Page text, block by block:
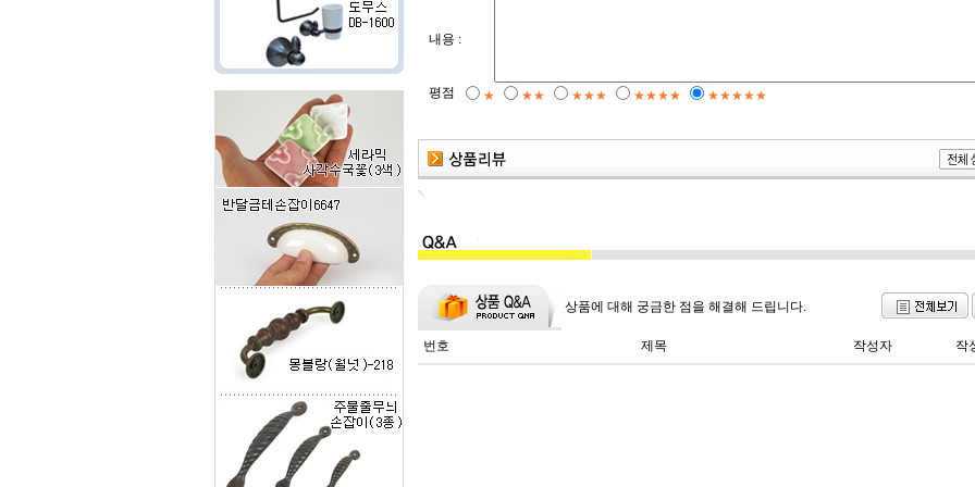
내용 :
평점 ★ ★★ ★★★ ★★★★ ★★★★★
상품에 대해 궁금한 점을 해결해 드립니다.
번호 제목 작성자 작